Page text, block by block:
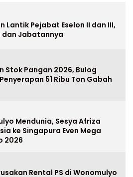
Lantik Pejabat Eselon II dan III,
dan Jabatannya
Stok Pangan 2026, Bulog
51 Ribu Ton Gabah
Mendunia, Sesya Afriza
ke Singapura Even Mega
2026
Rental PS di Wonomulyo